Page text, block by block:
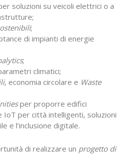
soluzioni su veicoli elettrici o a
;
di impianti di energie
;
climatici;
, economia circolare e Waste
per proporre edifici
per città intelligenti, soluzioni
e l’inclusione digitale.
di realizzare un progetto di